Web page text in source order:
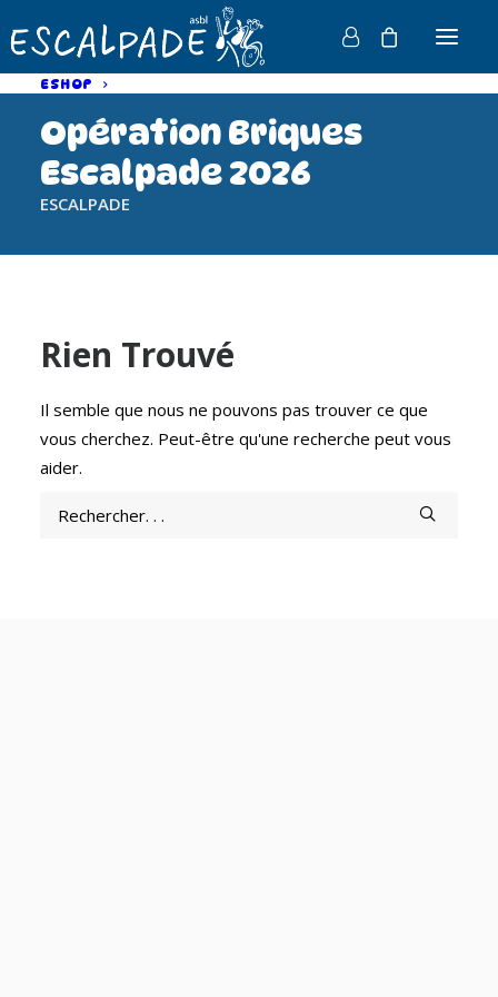
ESHOP
Opération Briques
Escalpade 2026
ESCALPADE
Rien Trouvé
Il semble que nous ne pouvons pas trouver ce que
vous cherchez. Peut-être qu'une recherche peut vous
aider.